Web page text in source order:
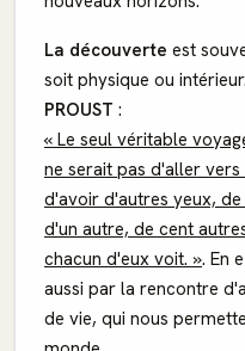
La découverte est
soit physique ou
PROUST :
« Le seul véritable
ne serait pas d'aller
d'avoir d'autres yeux,
d'un autre, de cent
chacun d'eux voit. ». En
aussi par la rencontre
de vie, qui nous